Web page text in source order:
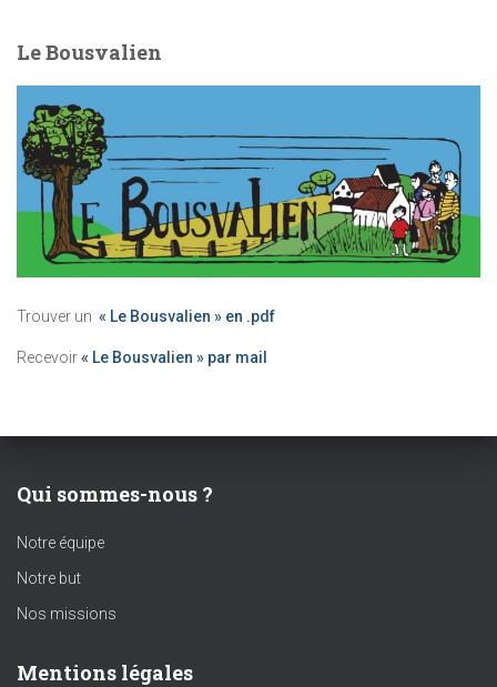
Le Bousvalien
Trouver un « Le Bousvalien » en .pdf
Recevoir« Le Bousvalien » par mail
Qui sommes-nous ?
Notre équipe
Notre but
Nos missions
Mentions légales